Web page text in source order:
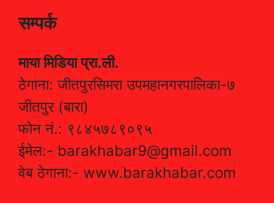
सम्पर्क
माया मिडिया प्रा.ली.
ठेगाना: जीतपुरसिमरा उपमहानगरपालिका-७
जीतपुर (बारा)
फोन नं.: ९८४५७८९०९५
ईमेल:- barakhabar9@gmail.com
वेब ठेगाना:- www.barakhabar.com